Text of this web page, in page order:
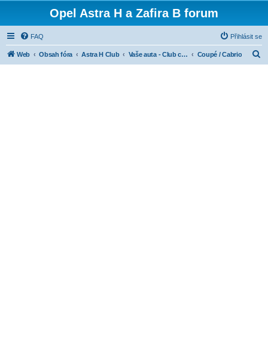
Opel Astra H a Zafira B forum
FAQ Přihlásit se
Web Obsah fóra Astra H Club Vaše auta - Club cars Coupé / Cabrio